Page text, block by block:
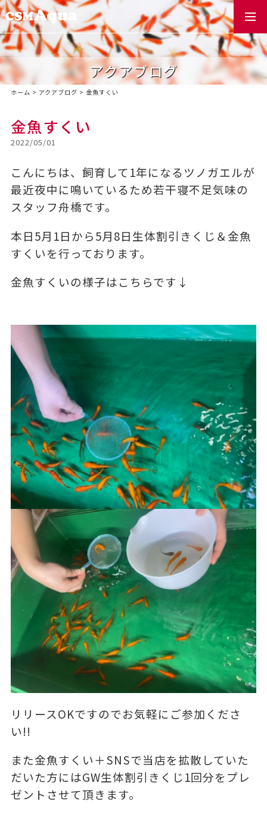
アクアブログ
ホーム > アクアブログ > 金魚すくい
金魚すくい
2022/05/01
こんにちは、飼育して1年になるツノガエルが
最近夜中に鳴いているため若干寝不足気味の
スタッフ舟橋です。
本日5月1日から5月8日生体割引きくじ＆金魚
すくいを行っております。
金魚すくいの様子はこちらです↓
リリースOKですのでお気軽にご参加くださ
い!!
また金魚すくい＋SNSで当店を拡散していた
だいた方にはGW生体割引きくじ1回分をプレ
ゼントさせて頂きます。